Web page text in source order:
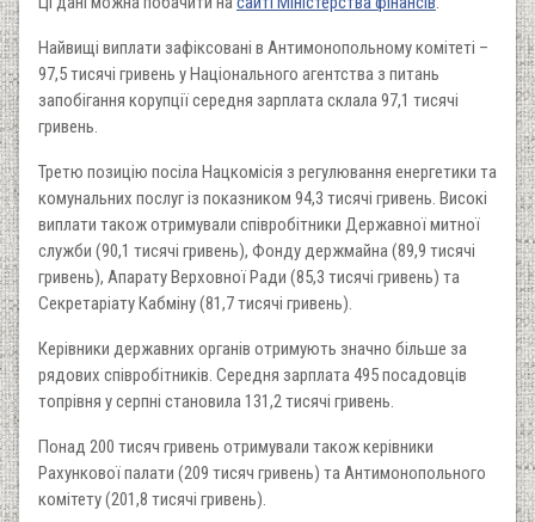
Найвищі виплати зафіксовані в Антимонопольному комітеті –
97,5 тисячі гривень у Національного агентства з питань
запобігання корупції середня зарплата склала 97,1 тисячі
гривень.
Третю позицію посіла Нацкомісія з регулювання енергетики та
комунальних послуг із показником 94,3 тисячі гривень. Високі
виплати також отримували співробітники Державної митної
служби (90,1 тисячі гривень), Фонду держмайна (89,9 тисячі
гривень), Апарату Верховної Ради (85,3 тисячі гривень) та
Секретаріату Кабміну (81,7 тисячі гривень).
Керівники державних органів отримують значно більше за
рядових співробітників. Середня зарплата 495 посадовців
топрівня у серпні становила 131,2 тисячі гривень.
Понад 200 тисяч гривень отримували також керівники
Рахункової палати (209 тисяч гривень) та Антимонопольного
комітету (201,8 тисячі гривень).